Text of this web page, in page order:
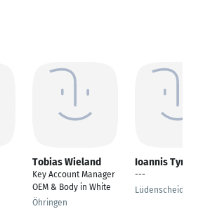
Tobias Wieland
Key Account Manager
OEM & Body in White
Öhringen
Ioannis Tyriliomis
---
Lüdenscheid